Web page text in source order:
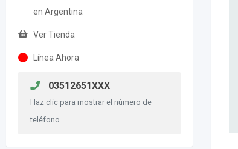
en Argentina
Ver Tienda
Línea Ahora
03512651XXX
Haz clic para mostrar el número de
teléfono